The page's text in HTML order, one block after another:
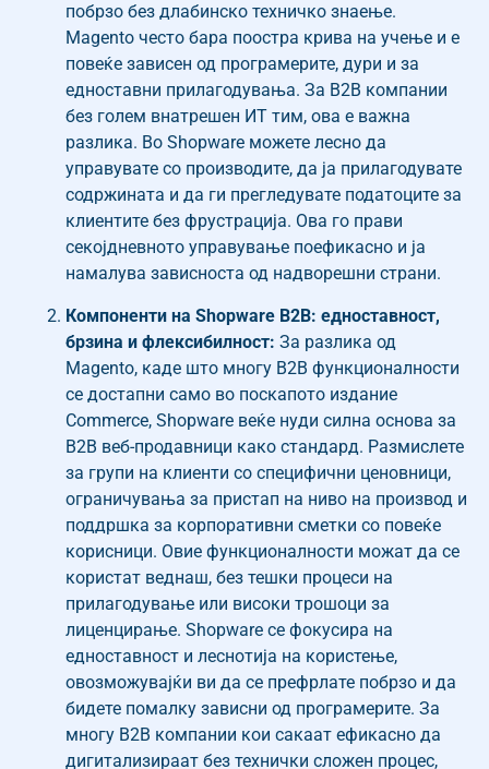
побрзо без длабинско техничко знаење.
Magento често бара поостра крива на учење и е
повеќе зависен од програмерите, дури и за
едноставни прилагодувања. За B2B компании
без голем внатрешен ИТ тим, ова е важна
разлика. Во Shopware можете лесно да
управувате со производите, да ја прилагодувате
содржината и да ги прегледувате податоците за
клиентите без фрустрација. Ова го прави
секојдневното управување поефикасно и ја
намалува зависноста од надворешни страни.
Компоненти на Shopware B2B: едноставност,
брзина и флексибилност: За разлика од
Magento, каде што многу B2B функционалности
се достапни само во поскапото издание
Commerce, Shopware веќе нуди силна основа за
B2B веб-продавници како стандард. Размислете
за групи на клиенти со специфични ценовници,
ограничувања за пристап на ниво на производ и
поддршка за корпоративни сметки со повеќе
корисници. Овие функционалности можат да се
користат веднаш, без тешки процеси на
прилагодување или високи трошоци за
лиценцирање. Shopware се фокусира на
едноставност и леснотија на користење,
овозможувајќи ви да се префрлате побрзо и да
бидете помалку зависни од програмерите. За
многу B2B компании кои сакаат ефикасно да
дигитализираат без технички сложен процес,